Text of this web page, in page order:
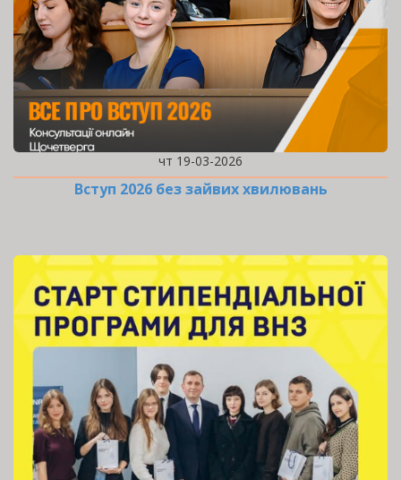
чт 19-03-2026
Вступ 2026 без зайвих хвилювань